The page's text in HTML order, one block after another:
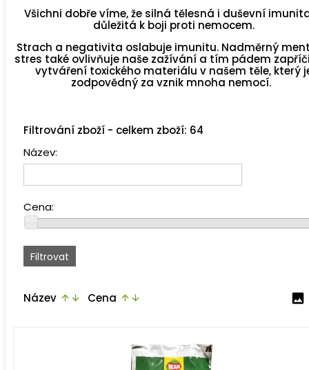
Všichni dobře víme, že silná tělesná i duševní
důležitá k boji proti nemocem.
Strach a negativita oslabuje imunitu. Nadměrný
stres také ovlivňuje naše zažívání a tím pádem
vytváření toxického materiálu v našem těle, který
zodpovědný za vznik mnoha nemocí.
Filtrování zboží - celkem zboží: 64
Název:
Cena:
Název arrow_upward arrow_downward Cena arrow_upward arrow_downward image